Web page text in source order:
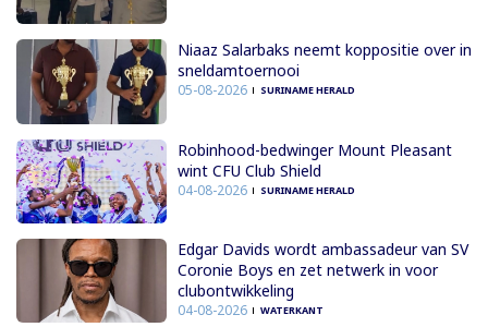
Niaaz Salarbaks neemt koppositie over in
sneldamtoernooi
05-08-2026 SURINAME HERALD
Robinhood-bedwinger Mount Pleasant
wint CFU Club Shield
04-08-2026 SURINAME HERALD
Edgar Davids wordt ambassadeur van SV
Coronie Boys en zet netwerk in voor
clubontwikkeling
04-08-2026 WATERKANT